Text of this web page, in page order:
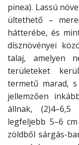
pinea). Lassú
ültethető –
hátterébe, és
dísznövényei
talaj, amelyen
területeket
termetű marad,
jellemzően
állnak,
legfeljebb 5–6
zöldből sárgás-